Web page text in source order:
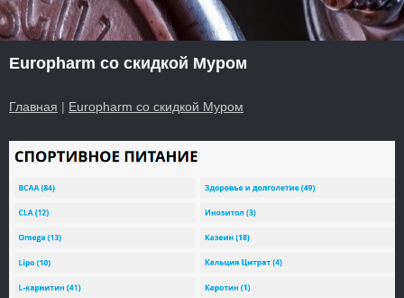
Europharm со скидкой Муром
Главная | Europharm со скидкой Муром